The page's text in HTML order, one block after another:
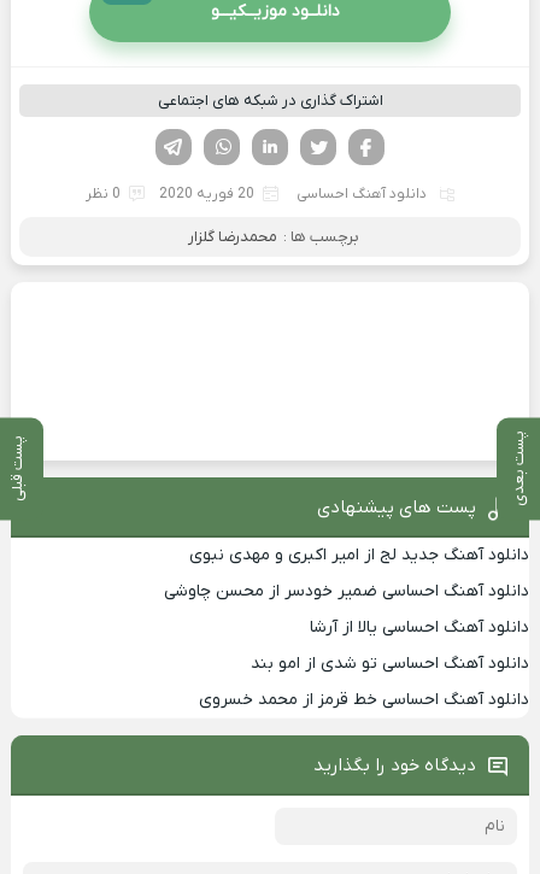
پست بعدی پست قبلی
دانلــود موزیــکیـــو
اشتراک گذاری در شبکه های اجتماعی
لینکدین تویتر
فیسوک
دانلود آهنگ احساسی 20 فوریه 2020 0 نظر
برچسب ها : محمدرضا گلزار
پست های پیشنهادی
دانلود آهنگ جدید لج از امیر اکبری و مهدی نبوی
دانلود آهنگ احساسی ضمیر خودسر از محسن چاوشی
دانلود آهنگ احساسی یالا از آرشا
دانلود آهنگ احساسی تو شدی از امو بند
دانلود آهنگ احساسی خط قرمز از محمد خسروی
دیدگاه خود را بگذارید